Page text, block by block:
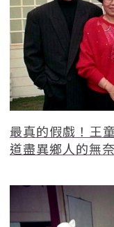
最真的假戲！王
道盡異鄉人的無